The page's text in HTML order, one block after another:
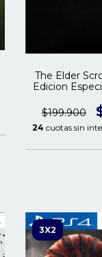
The Elder
Edicion
$199.900
24 cuotas sin
3X2